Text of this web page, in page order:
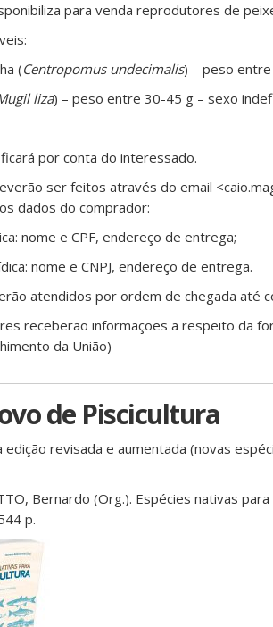
para venda reprodutores de
(Centropomus undecimalis) – peso
liza) – peso entre 30-45 g – sexo
por conta do interessado.
ser feitos através do email
dados do comprador:
nome e CPF, endereço de entrega;
nome e CNPJ, endereço de entrega.
atendidos por ordem de chegada até
receberão informações a respeito da
da União)
de Piscicultura
edição revisada e aumentada (novas
Bernardo (Org.). Espécies nativas
p.